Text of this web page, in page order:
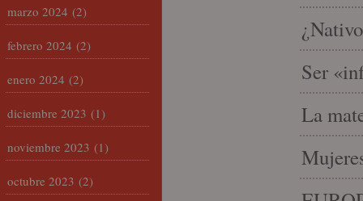
Ser
La
marzo 2024 (2)
febrero 2024 (2)
enero 2024 (2)
diciembre 2023 (1)
noviembre 2023 (1)
octubre 2023 (2)